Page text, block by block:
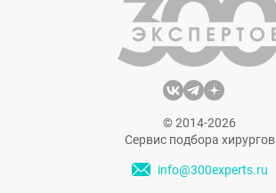
© 2014-2026
Сервис подбора хирургов
info@300experts.ru